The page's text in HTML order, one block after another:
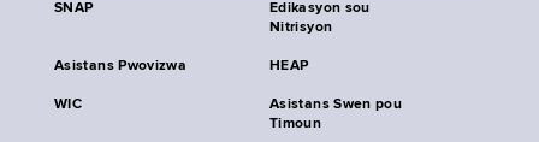
SNAP
Edikasyon sou
Nitrisyon
Asistans Pwovizwa HEAP
WIC
Asistans Swen pou
Timoun